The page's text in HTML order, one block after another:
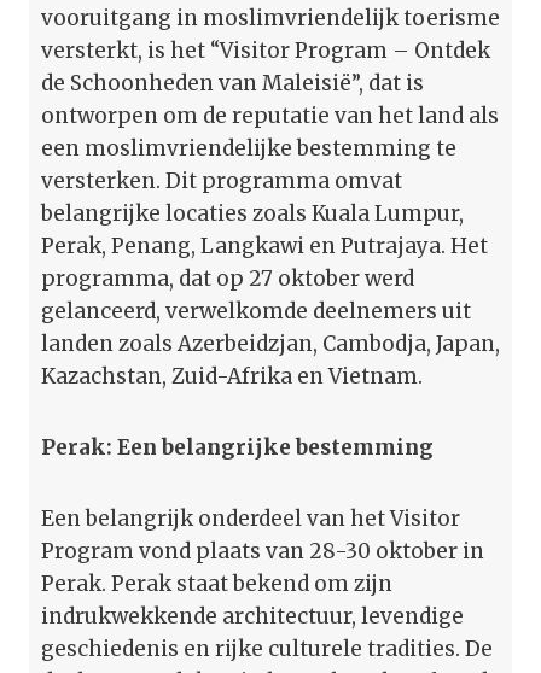
vooruitgang in moslimvriendelijk toerisme
versterkt, is het “Visitor Program – Ontdek
de Schoonheden van Maleisië”, dat is
ontworpen om de reputatie van het land als
een moslimvriendelijke bestemming te
versterken. Dit programma omvat
belangrijke locaties zoals Kuala Lumpur,
Perak, Penang, Langkawi en Putrajaya. Het
programma, dat op 27 oktober werd
gelanceerd, verwelkomde deelnemers uit
landen zoals Azerbeidzjan, Cambodja, Japan,
Kazachstan, Zuid-Afrika en Vietnam.
Perak: Een belangrijke bestemming
Een belangrijk onderdeel van het Visitor
Program vond plaats van 28-30 oktober in
Perak. Perak staat bekend om zijn
indrukwekkende architectuur, levendige
geschiedenis en rijke culturele tradities. De